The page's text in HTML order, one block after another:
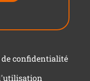
de confidentialité